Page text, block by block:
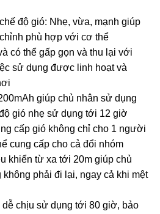
độ gió: Nhẹ, vừa, mạnh giúp
phù hợp với cơ thể
có thể gấp gọn và thu lại với
sử dụng được linh hoạt và
giúp chủ nhân sử dụng
gió nhẹ sử dụng tới 12 giờ
cấp gió không chỉ cho 1 người
cung cấp cho cả đổi nhóm
khiển từ xa tới 20m giúp chủ
phải đi lại, ngay cả khi mệt
chịu sử dụng tới 80 giờ, bảo